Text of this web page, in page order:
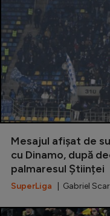
CM
LaLiga
Serie A
Ligue 1
Mesajul afișat de
cu Dinamo, după
palmaresul Științei
SuperLiga | Gabriel